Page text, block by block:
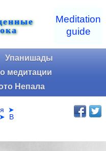
Meditation
guide
Упанишады
медитации
Непала
➤
➤ В